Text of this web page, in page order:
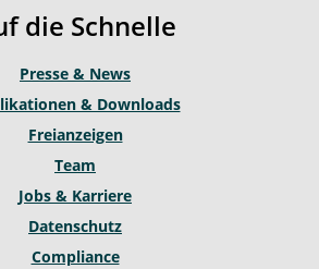
r
a
m
o
o
k
die Schnelle
Presse & News
& Downloads
Freianzeigen
Team
Jobs & Karriere
Datenschutz
Compliance